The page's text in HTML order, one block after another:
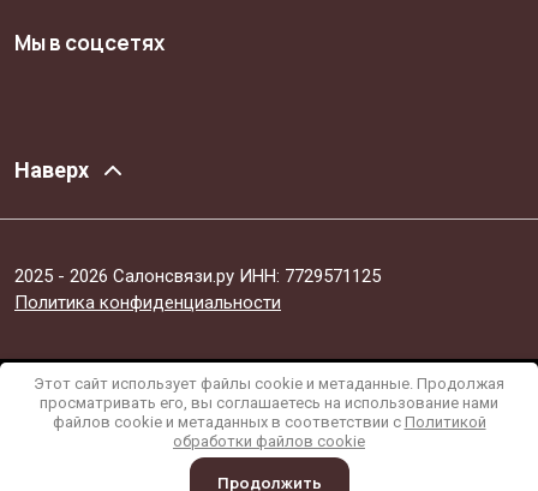
Мы в соцсетях
Наверх
2025 - 2026 Салонсвязи.ру ИНН: 7729571125
Политика конфиденциальности
Этот сайт использует файлы cookie и метаданные. Продолжая
просматривать его, вы соглашаетесь на использование нами
файлов cookie и метаданных в соответствии с Политикой
обработки файлов cookie
Продолжить